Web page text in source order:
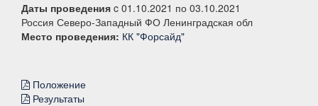
Даты проведения c 01.10.2021 по 03.10.2021
Россия Северо-Западный ФО Ленинградская обл
Место проведения: КК "Форсайд"
Положение
Результаты